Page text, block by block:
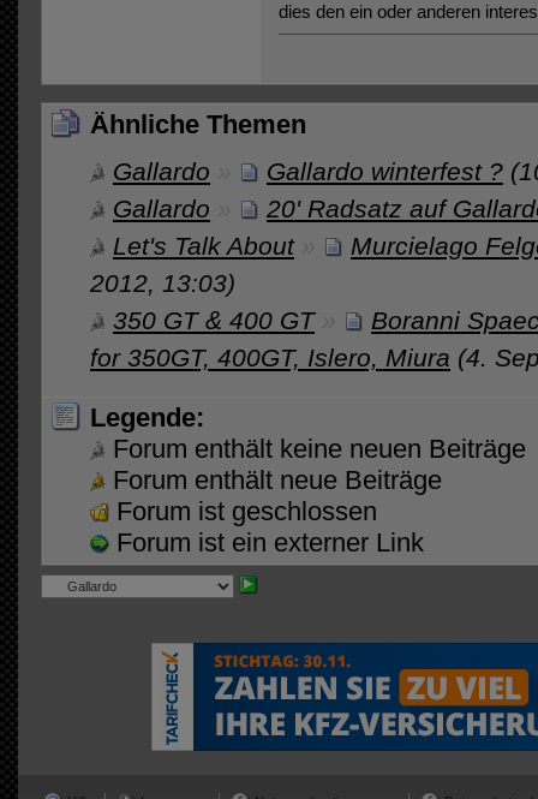
dies den ein oder anderen
Ähnliche Themen
Gallardo Gallardo winterfest ?
Gallardo
20' Radsatz auf
Let's Talk About»
Murcielago
2012, 13:03)
350 GT & 400 GT»
Boranni
for 350GT, 400GT, Islero, Miura (4.
Legende:
Forum enthält keine neuen Beiträge
Forum enthält neue Beiträge
Forum ist geschlossen
Forum ist ein externer Link